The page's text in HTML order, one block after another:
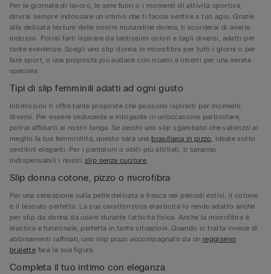
Per le giornate di lavoro, le sere fuori o i momenti di attività sportiva,
dovrai sempre indossare un intimo che ti faccia sentire a tuo agio. Grazie
alla delicata texture delle nostre mutandine donna, ti scorderai di averle
indosso. Potrai farti ispirare da tantissimi colori e tagli diversi, adatti per
tante evenienze. Scegli uno slip donna in microfibra per tutti i giorni o per
fare sport, o una proposta più audace con ricami e inserti per una serata
speciale.
Tipi di slip femminili adatti ad ogni gusto
Intimissimi ti offre tante proposte che possono ispirarti per momenti
diversi. Per essere seducente e intrigante in un’occasione particolare,
potrai affidarti ai nostri tanga. Se cerchi uno slip sgambato che valorizzi al
meglio la tua femminilità, questo sarà unabrasiliana in pizzo, ideale sotto
vestitini eleganti. Per i pantaloni o abiti più attillati, ti saranno
indispensabili i nostri slip senza cuciture.
Slip donna cotone, pizzo o microfibra
Per una sensazione sulla pelle delicata e fresca nei periodi estivi, il cotone
è il tessuto perfetto. La sua caratteristica elasticità lo rende adatto anche
per slip da donna da usare durante l’attività fisica. Anche la microfibra è
elastica e funzionale, perfetta in tante situazioni. Quando si tratta invece di
abbinamenti raffinati, uno slip pizzo accompagnato da un reggiseno
bralette farà la sua figura.
Completa il tuo intimo con eleganza